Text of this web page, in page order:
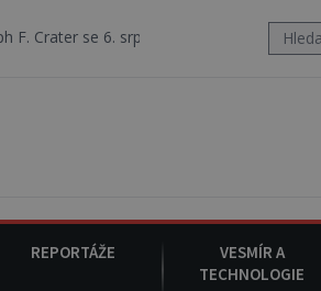
srpna 1930 navečeří ve své oblíbené
REPORTÁŽE
VESMÍR A
TECHNOLOGIE